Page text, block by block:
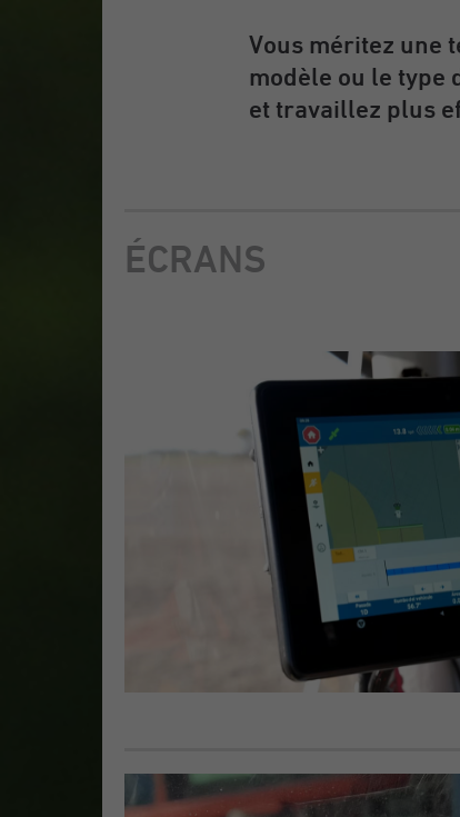
Vous méritez une
modèle ou le type
et travaillez plus
ÉCRANS